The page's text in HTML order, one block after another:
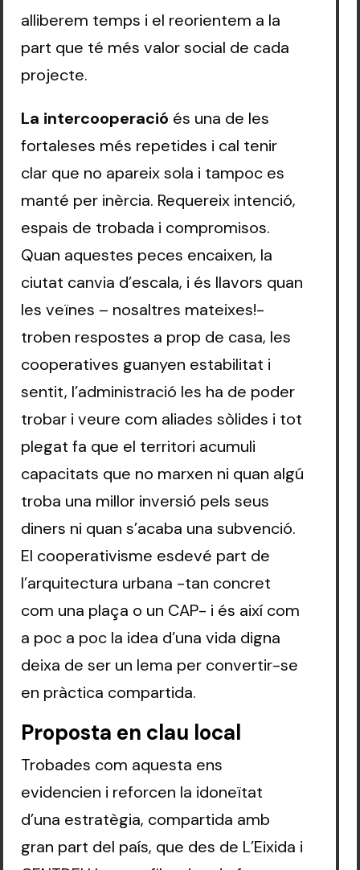
alliberem temps i el reorientem a la
part que té més valor social de cada
projecte.
La intercooperació és una de les
fortaleses més repetides i cal tenir
clar que no apareix sola i tampoc es
manté per inèrcia. Requereix intenció,
espais de trobada i compromisos.
Quan aquestes peces encaixen, la
ciutat canvia d’escala, i és llavors quan
les veïnes – nosaltres mateixes!-
troben respostes a prop de casa, les
cooperatives guanyen estabilitat i
sentit, l’administració les ha de poder
trobar i veure com aliades sòlides i tot
plegat fa que el territori acumuli
capacitats que no marxen ni quan algú
troba una millor inversió pels seus
diners ni quan s’acaba una subvenció.
El cooperativisme esdevé part de
l’arquitectura urbana -tan concret
com una plaça o un CAP- i és així com
a poc a poc la idea d’una vida digna
deixa de ser un lema per convertir-se
en pràctica compartida.
Proposta en clau local
Trobades com aquesta ens
evidencien i reforcen la idoneïtat
d’una estratègia, compartida amb
gran part del país, que des de L’Eixida i